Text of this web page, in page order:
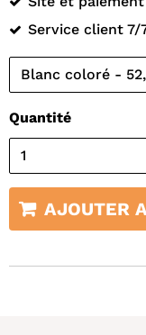
Service client 7/
Quantité
AJOUTER